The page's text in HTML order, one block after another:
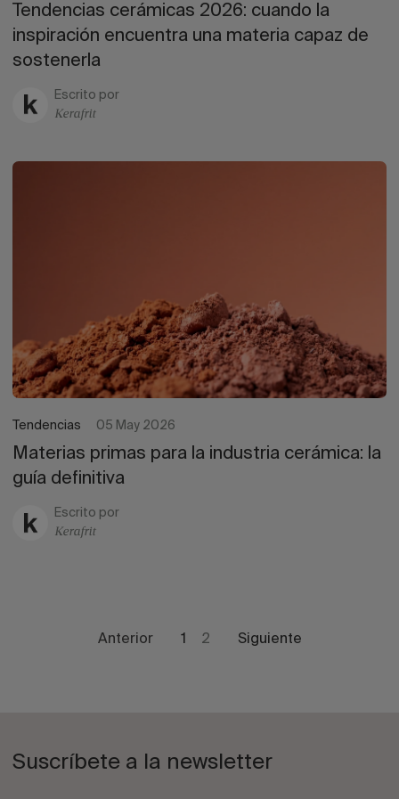
Tendencias cerámicas 2026: cuando la
inspiración encuentra una materia capaz de
sostenerla
Escrito por
Kerafrit
Tendencias 05 May 2026
Materias primas para la industria cerámica: la
guía definitiva
Escrito por
Kerafrit
Anterior 1 2 Siguiente
Suscríbete a la newsletter